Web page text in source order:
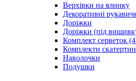
Верхівки на ялинку
Декоративні
Доріжки
Доріжки (під
Комплект серветок
Комплекти скатертин
Наволочки
Подушки